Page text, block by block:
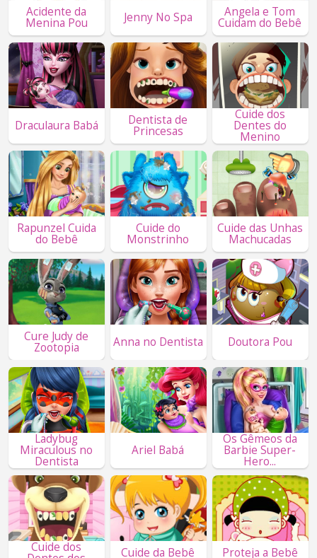
Acidente da
Menina Pou Jenny No Spa Angela e Tom
Cuidam do Bebê
Draculaura Babá Dentista de
Princesas
Cuide dos
Dentes do
Menino
Rapunzel Cuida
do Bebê
Cuide do
Monstrinho
Cuide das Unhas
Machucadas
Cure Judy de
Zootopia Anna no Dentista Doutora Pou
Ladybug
Miraculous no
Dentista
Ariel Babá
Os Gêmeos da
Barbie Super-
Hero...
Cuide dos Cuide da Bebê Proteja a Bebê